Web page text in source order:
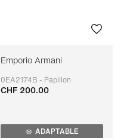
Emporio Armani
0EA2174B - Papillon
Adaptable
CHF 200.00
ADAPTABLE